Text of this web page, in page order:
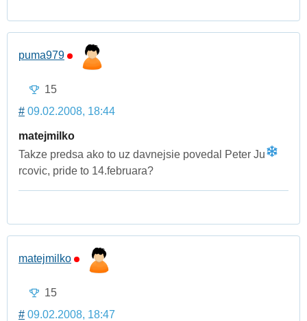
puma979
15
# 09.02.2008, 18:44
matejmilko
Takze predsa ako to uz davnejsie povedal Peter Ju
rcovic, pride to 14.februara?
matejmilko
15
# 09.02.2008, 18:47